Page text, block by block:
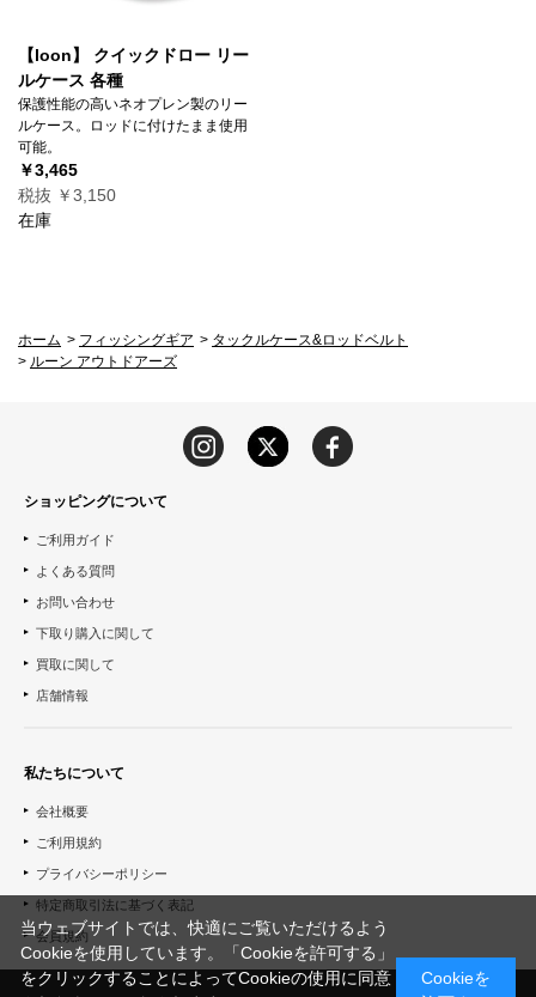
【loon】 クイックドロー リー
ルケース 各種
保護性能の高いネオプレン製のリー
ルケース。ロッドに付けたまま使用
可能。
￥3,465
税抜 ￥3,150
在庫
ホーム > フィッシングギア > タックルケース&ロッドベルト
> ルーン アウトドアーズ
ショッピングについて
ご利用ガイド
よくある質問
お問い合わせ
下取り購入に関して
買取に関して
店舗情報
私たちについて
会社概要
ご利用規約
プライバシーポリシー
特定商取引法に基づく表記
会員規約
当ウェブサイトでは、快適にご覧いただけるよう
Cookieを使用しています。「Cookieを許可する」
をクリックすることによってCookieの使用に同意
Cookieを